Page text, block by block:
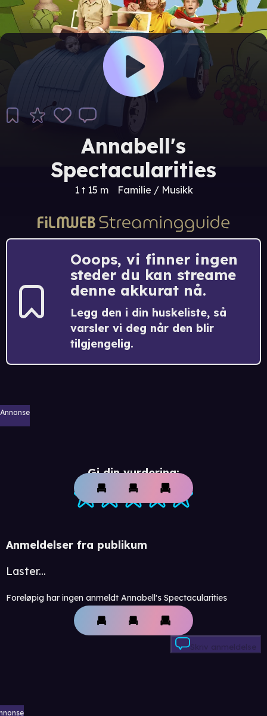
Annabell's
Spectacularities
1 t 15 m Familie / Musikk
Ooops, vi finner ingen
steder du kan streame
denne akkurat nå.
Legg den i din huskeliste, så
varsler vi deg når den blir
tilgjengelig.
Annonse
Gi din vurdering:
Anmeldelser fra publikum
Laster...
Foreløpig har ingen anmeldt Annabell's Spectacularities
Skriv anmeldelse